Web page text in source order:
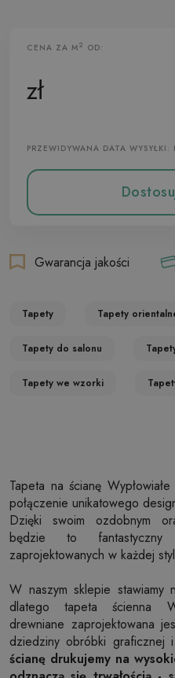
CENA ZA M2 OD:
zł
PRZEWIDYWANA DATA
Gwarancja jakości
Tapety Tapety
Tapety do salonu
Tapety we wzorki
Tapeta na ścianę
połączenie unikatowego
Dzięki swoim ozdobnym
będzie to
zaprojektowanych w każdej
W naszym sklepie stawiamy
dlatego tapeta ścienna
drewniane zaprojektowana
dziedziny obróbki graficznej
ścianę drukujemy na